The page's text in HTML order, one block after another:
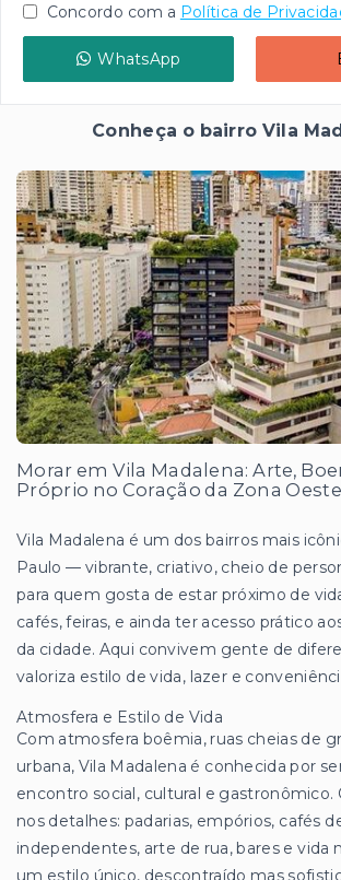
Concordo com a Política de
WhatsApp
Conheça o bairro Vila
Morar em Vila Madalena: Arte,
Próprio no Coração da Zona Oeste
Vila Madalena é um dos bairros mais
Paulo — vibrante, criativo, cheio de
para quem gosta de estar próximo de
cafés, feiras, e ainda ter acesso prático
da cidade. Aqui convivem gente de
valoriza estilo de vida, lazer e
Atmosfera e Estilo de Vida
Com atmosfera boêmia, ruas cheias de
urbana, Vila Madalena é conhecida por
encontro social, cultural e gastronômico.
nos detalhes: padarias, empórios, cafés
independentes, arte de rua, bares e vida
um estilo único, descontraído mas